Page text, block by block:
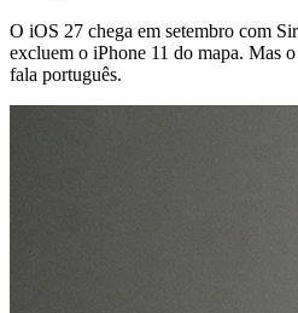
O iOS 27 chega em setembro com
excluem o iPhone 11 do mapa. Mas
fala português.